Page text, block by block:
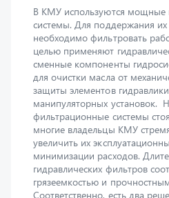
необходимо фильтровать
целью применяют
сменные компоненты
для очистки масла от
защиты элементов
манипуляторных установок.
фильтрационные системы
многие владельцы КМУ
увеличить их
минимизации расходов.
гидравлических фильтров
грязеемкостью и
Соответственно, есть два
грязеемкость фильтра либо
регенерацию.